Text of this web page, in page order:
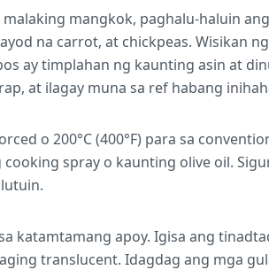
mangkok, paghalu-haluin
na carrot, at chickpeas. Wisikan
ay timplahan ng kaunting asin at
at ilagay muna sa ref habang
o 200°C (400°F) para sa
spray o kaunting olive oil.
katamtamang apoy. Igisa ang
translucent. Idagdag ang mga